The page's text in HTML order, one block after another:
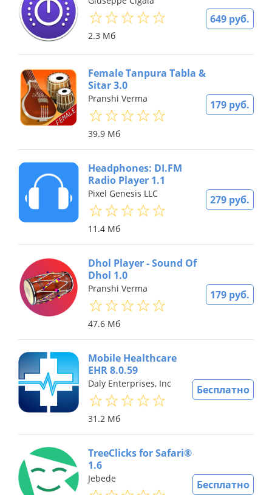
649 руб.
2.3 Мб
179 руб.
Female Tanpura Tabla &
Sitar 3.0
Pranshi Verma
39.9 Мб
279 руб.
Headphones: DI.FM
Radio Player 1.1
Pixel Genesis LLC
11.4 Мб
179 руб.
Dhol Player - Sound Of
Dhol 1.0
Pranshi Verma
47.6 Мб
Бесплатно
Mobile Healthcare
EHR 8.0.59
Daly Enterprises, Inc
31.2 Мб
Бесплатно
TreeClicks for Safari®
1.6
Jebede